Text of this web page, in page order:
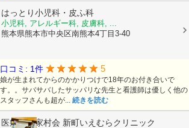
はっとり小児科・皮ふ科
小児科, アレルギー科, 皮膚科, ...
熊本県熊本市中央区南熊本4丁目3-40
口コミ: 1件 5
娘が生まれてからのかかりつけで18年のお付き合いで
す。。サバサバしたサッパリな先生と看護師は優しく他の
スタッフさんも超が... 続きを読む
医療法人家村会 新町いえむらクリニック